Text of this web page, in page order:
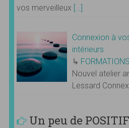
vos merveilleux […]
Connexion à
intérieurs
↳
Nouvel atelier
Lessard
Un peu de POSITIF